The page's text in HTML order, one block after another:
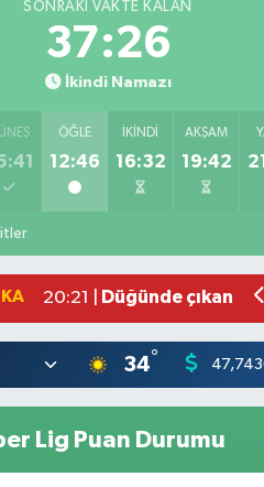
SONRAKI VAKTE KALAN
37:25
İkindi Namazı
ÖĞLE
12:46
İKINDI
16:32
AKŞAM
19:42
10:39 |
Bahçede
10:15 |Antakya'da evlere
20:21 |
Düğünde çıkan
34°
Lig Puan Durumu